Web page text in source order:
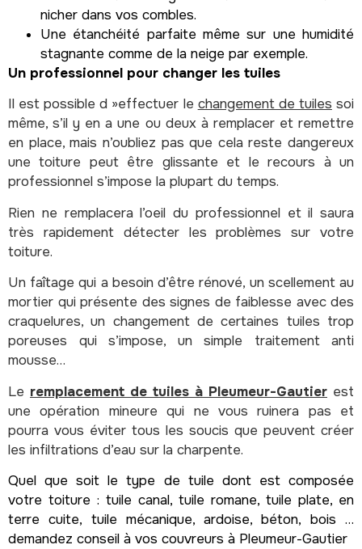
nicher dans vos combles.
Une étanchéité parfaite même sur une humidité
stagnante comme de la neige par exemple.
Un professionnel pour changer les tuiles
Il est possible d »effectuer le changement de tuiles soi
même, s’il y en a une ou deux à remplacer et remettre
en place, mais n’oubliez pas que cela reste dangereux
une toiture peut être glissante et le recours à un
professionnel s’impose la plupart du temps.
Rien ne remplacera l’oeil du professionnel et il saura
très rapidement détecter les problèmes sur votre
toiture.
Un faîtage qui a besoin d’être rénové, un scellement au
mortier qui présente des signes de faiblesse avec des
craquelures, un changement de certaines tuiles trop
poreuses qui s’impose, un simple traitement anti
mousse…
Le remplacement de tuiles à Pleumeur-Gautier est
une opération mineure qui ne vous ruinera pas et
pourra vous éviter tous les soucis que peuvent créer
les infiltrations d’eau sur la charpente.
Quel que soit le type de tuile dont est composée
votre toiture : tuile canal, tuile romane, tuile plate, en
terre cuite, tuile mécanique, ardoise, béton, bois …
demandez conseil à vos couvreurs à Pleumeur-Gautier